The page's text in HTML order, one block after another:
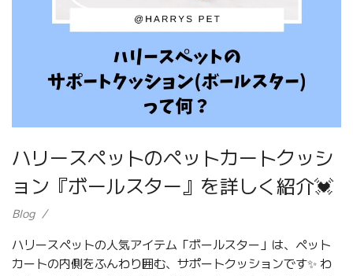
ハリースペットのペットカートクッシ
ョン『ボールスター』を詳しく紹介💓
Blog
ハリースペットの人気アイテム「ボールスター」は、ペット
カートの内側をふんわり囲む、サポートクッションです✨ わ